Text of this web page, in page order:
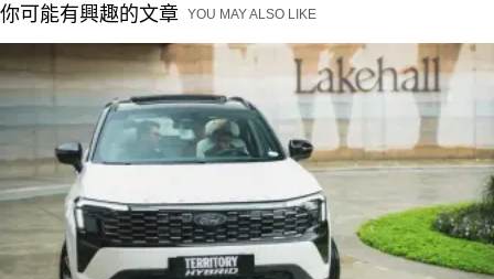
你可能有興趣的文章 YOU MAY ALSO LIKE